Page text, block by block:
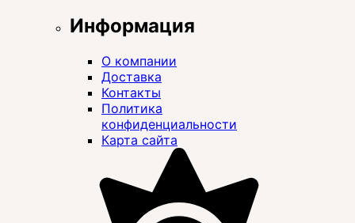
Информация
О компании
Доставка
Контакты
Политика
конфиденциальности
Карта сайта